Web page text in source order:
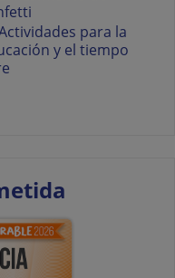
para la
y el tiempo